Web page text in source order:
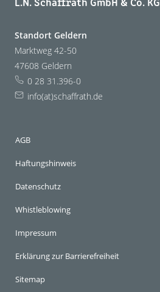
L.N. Schaffrath GmbH & Co. KG
Standort Geldern
Marktweg 42-50
47608 Geldern
0 28 31.396-0
info(at)schaffrath.de
AGB
Haftungshinweis
Datenschutz
Whistleblowing
Impressum
Erklärung zur Barrierefreiheit
Sitemap